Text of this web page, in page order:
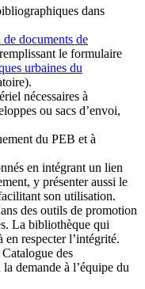
dans
documents de
le formulaire
urbaines du
nécessaires à
ou sacs d’envoi,
du PEB et à
en intégrant un lien
y présenter aussi le
son utilisation.
des outils de promotion
La bibliothèque qui
en respecter l’intégrité.
des
demande à l’équipe du